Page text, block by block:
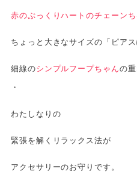
赤のぷっくりハートのチェーンち
ちょっと大きなサイズの「ピアス
細線のシンプルフープちゃんの重
・
わたしなりの
緊張を解くリラックス法が
アクセサリーのお守りです。